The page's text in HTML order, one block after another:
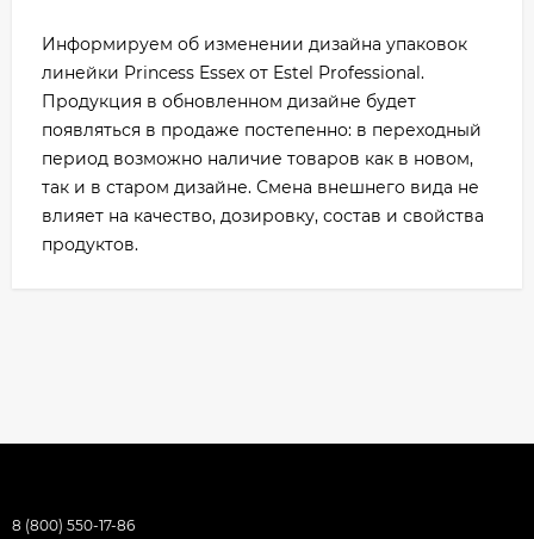
Информируем об изменении дизайна упаковок
линейки Princess Essex от Estel Professional.
Продукция в обновленном дизайне будет
появляться в продаже постепенно: в переходный
период возможно наличие товаров как в новом,
так и в старом дизайне. Смена внешнего вида не
влияет на качество, дозировку, состав и свойства
продуктов.
8 (800) 550-17-86